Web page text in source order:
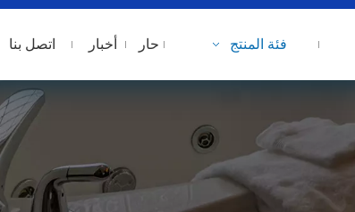
فئة المنتج حار أخبار اتصل بنا